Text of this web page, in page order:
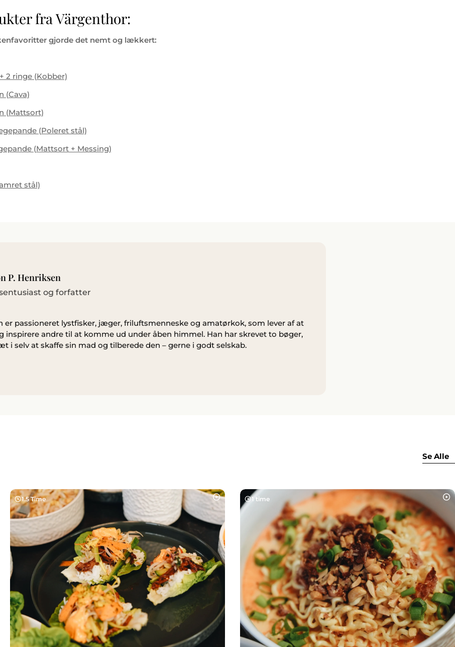
fra Värgenthor:
gjorde det nemt og lækkert:
2 ringe (Kobber)
(Cava)
(Mattsort)
(Poleret stål)
(Mattsort + Messing)
stål)
P. Henriksen
og forfatter
er passioneret lystfisker, jæger, friluftsmenneske og amatørkok, som lever af at
inspirere andre til at komme ud under åben himmel. Han har skrevet to bøger,
i selv at skaffe sin mad og tilberede den – gerne i godt selskab.
Se Alle
1.5 Time 1 time